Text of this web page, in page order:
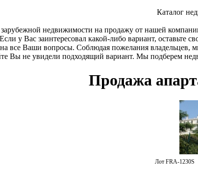
Каталог
недвижимости на продажу от нашей
у Вас заинтересовал какой-либо вариант, оставьте
все Ваши вопросы. Соблюдая пожелания
Вы не увидели подходящий вариант. Мы подберем
Продажа
Лот FRA-1230S